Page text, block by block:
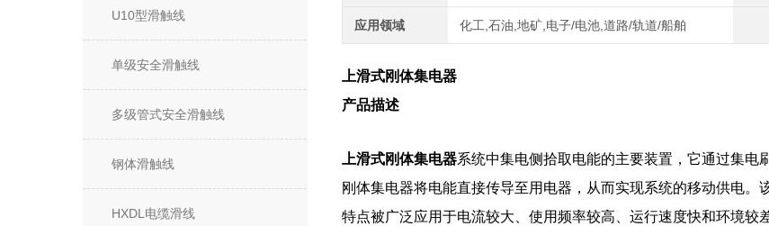
U10型滑触线
单级安全滑触线
多级管式安全滑触线
钢体滑触线
HXDL电缆滑线
应用领域 化工,石油,地矿,电子/电池,道路/轨道/船舶
上滑式刚体集电器
产品描述
上滑式刚体集电器系统中集电侧拾取电能的主要装置，它通过集电
刚体集电器将电能直接传导至用电器，从而实现系统的移动供电
特点被广泛应用于电流较大、使用频率较高、运行速度快和环境较